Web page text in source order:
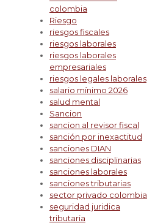
colombia
Riesgo
riesgos fiscales
riesgos laborales
riesgos laborales
empresariales
riesgos legales laborales
salario mínimo 2026
salud mental
Sancion
sancion al revisor fiscal
sanción por inexactitud
sanciones DIAN
sanciones disciplinarias
sanciones laborales
sanciones tributarias
sector privado colombia
seguridad juridica
tributaria